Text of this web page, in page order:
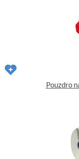
Pouzdro